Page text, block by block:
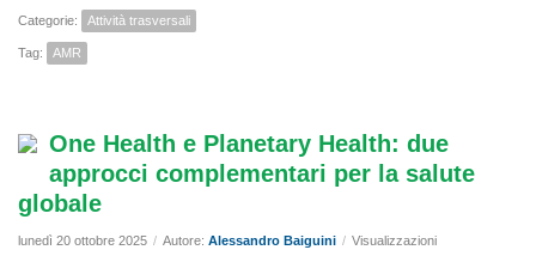
Categorie: Attività trasversali
Tag: AMR
One Health e Planetary Health: due
approcci complementari per la salute
globale
lunedì 20 ottobre 2025 / Autore: Alessandro Baiguini / Visualizzazioni